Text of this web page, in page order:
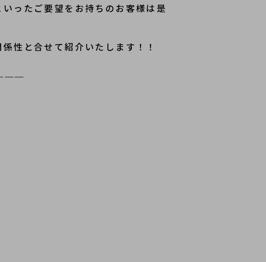
ったご要望をお持ちのお客様は是
性と合せて紹介いたします！！